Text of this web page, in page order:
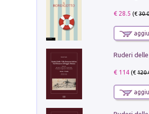
€ 28.5 (€
€ 114(€